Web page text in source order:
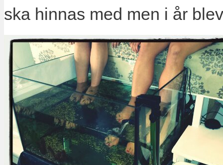
ska hinnas med men i år